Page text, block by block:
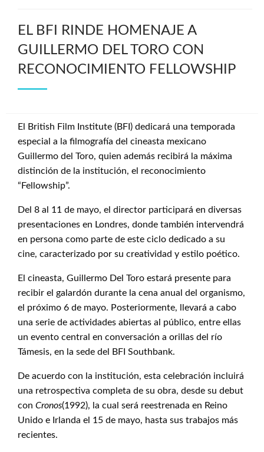
EL BFI RINDE HOMENAJE A
GUILLERMO DEL TORO CON
RECONOCIMIENTO FELLOWSHIP
El British Film Institute (BFI) dedicará una temporada
especial a la filmografía del cineasta mexicano
Guillermo del Toro, quien además recibirá la máxima
distinción de la institución, el reconocimiento
“Fellowship”.
Del 8 al 11 de mayo, el director participará en diversas
presentaciones en Londres, donde también intervendrá
en persona como parte de este ciclo dedicado a su
cine, caracterizado por su creatividad y estilo poético.
El cineasta, Guillermo Del Toro estará presente para
recibir el galardón durante la cena anual del organismo,
el próximo 6 de mayo. Posteriormente, llevará a cabo
una serie de actividades abiertas al público, entre ellas
un evento central en conversación a orillas del río
Támesis, en la sede del BFI Southbank.
De acuerdo con la institución, esta celebración incluirá
una retrospectiva completa de su obra, desde su debut
con Cronos(1992), la cual será reestrenada en Reino
Unido e Irlanda el 15 de mayo, hasta sus trabajos más
recientes.